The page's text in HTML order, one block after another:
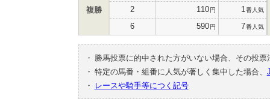
複勝 2 110円 1 番人気
6 590円 7番人気
・
勝馬投票に的中された方がいない場合、その投
・ 特定の馬番・組番に人気が著しく集中した場合、
・
レースや騎手等につく記号